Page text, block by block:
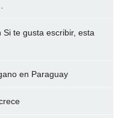
Si te gusta escribir, esta
en Paraguay